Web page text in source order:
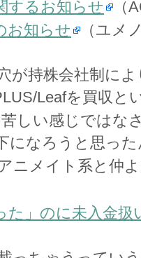
するお知らせ
（
お知らせ
（ユメ
が持株会社制に
Leafを買収と
しい感じではな
になろうと思っ
ニメイト系と仲
た」のに未入金